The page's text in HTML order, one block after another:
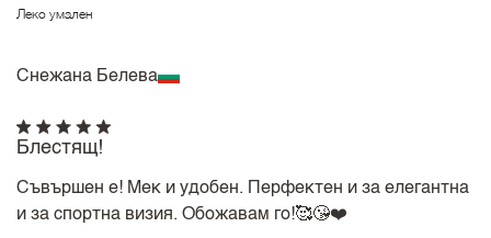
Леко умален
Снежана Белева
Блестящ!
Съвършен е! Мек и удобен. Перфектен и за елегантна
и за спортна визия. Обожавам го!🥰😘❤️